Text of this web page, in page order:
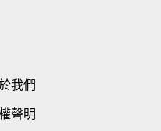
我們
聲明